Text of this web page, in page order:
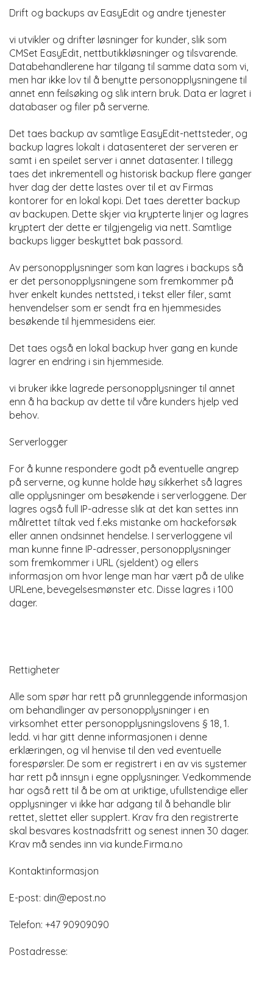
Drift og backups av EasyEdit og andre tjenester
vi utvikler og drifter løsninger for kunder, slik som
CMSet EasyEdit, nettbutikkløsninger og tilsvarende.
Databehandlerene har tilgang til samme data som vi,
men har ikke lov til å benytte personopplysningene til
annet enn feilsøking og slik intern bruk. Data er lagret i
databaser og filer på serverne.
Det taes backup av samtlige EasyEdit-nettsteder, og
backup lagres lokalt i datasenteret der serveren er
samt i en speilet server i annet datasenter. I tillegg
taes det inkrementell og historisk backup flere ganger
hver dag der dette lastes over til et av Firmas
kontorer for en lokal kopi. Det taes deretter backup
av backupen. Dette skjer via krypterte linjer og lagres
kryptert der dette er tilgjengelig via nett. Samtlige
backups ligger beskyttet bak passord.
Av personopplysninger som kan lagres i backups så
er det personopplysningene som fremkommer på
hver enkelt kundes nettsted, i tekst eller filer, samt
henvendelser som er sendt fra en hjemmesides
besøkende til hjemmesidens eier.
Det taes også en lokal backup hver gang en kunde
lagrer en endring i sin hjemmeside.
vi bruker ikke lagrede personopplysninger til annet
enn å ha backup av dette til våre kunders hjelp ved
behov.
Serverlogger
For å kunne respondere godt på eventuelle angrep
på serverne, og kunne holde høy sikkerhet så lagres
alle opplysninger om besøkende i serverloggene. Der
lagres også full IP-adresse slik at det kan settes inn
målrettet tiltak ved f.eks mistanke om hackeforsøk
eller annen ondsinnet hendelse. I serverloggene vil
man kunne finne IP-adresser, personopplysninger
som fremkommer i URL (sjeldent) og ellers
informasjon om hvor lenge man har vært på de ulike
URLene, bevegelsesmønster etc. Disse lagres i 100
dager.
Rettigheter
Alle som spør har rett på grunnleggende informasjon
om behandlinger av personopplysninger i en
virksomhet etter personopplysningslovens § 18, 1.
ledd. vi har gitt denne informasjonen i denne
erklæringen, og vil henvise til den ved eventuelle
forespørsler. De som er registrert i en av vis systemer
har rett på innsyn i egne opplysninger. Vedkommende
har også rett til å be om at uriktige, ufullstendige eller
opplysninger vi ikke har adgang til å behandle blir
rettet, slettet eller supplert. Krav fra den registrerte
skal besvares kostnadsfritt og senest innen 30 dager.
Krav må sendes inn via kunde.Firma.no
Kontaktinformasjon
E-post: din@epost.no
Telefon: +47 90909090
Postadresse: